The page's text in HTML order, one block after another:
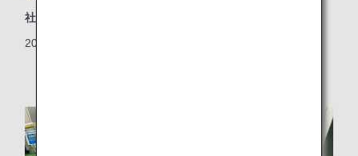
社会地域
2024/06/17